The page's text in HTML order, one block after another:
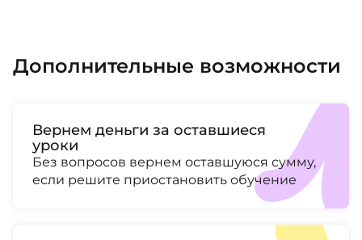
Дополнительные возможности
Вернем деньги за оставшиеся
уроки
Без вопросов вернем оставшуюся сумму,
если решите приостановить обучение